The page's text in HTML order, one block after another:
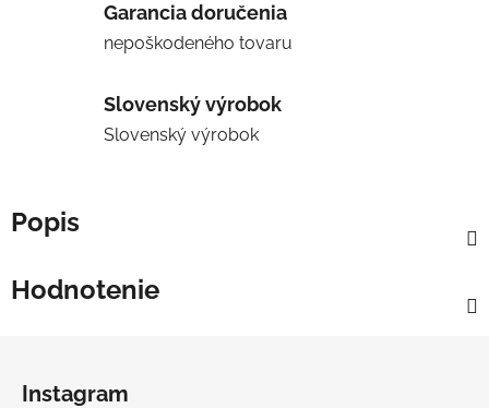
Garancia doručenia
nepoškodeného tovaru
Slovenský výrobok
Slovenský výrobok
Popis
Hodnotenie
Instagram